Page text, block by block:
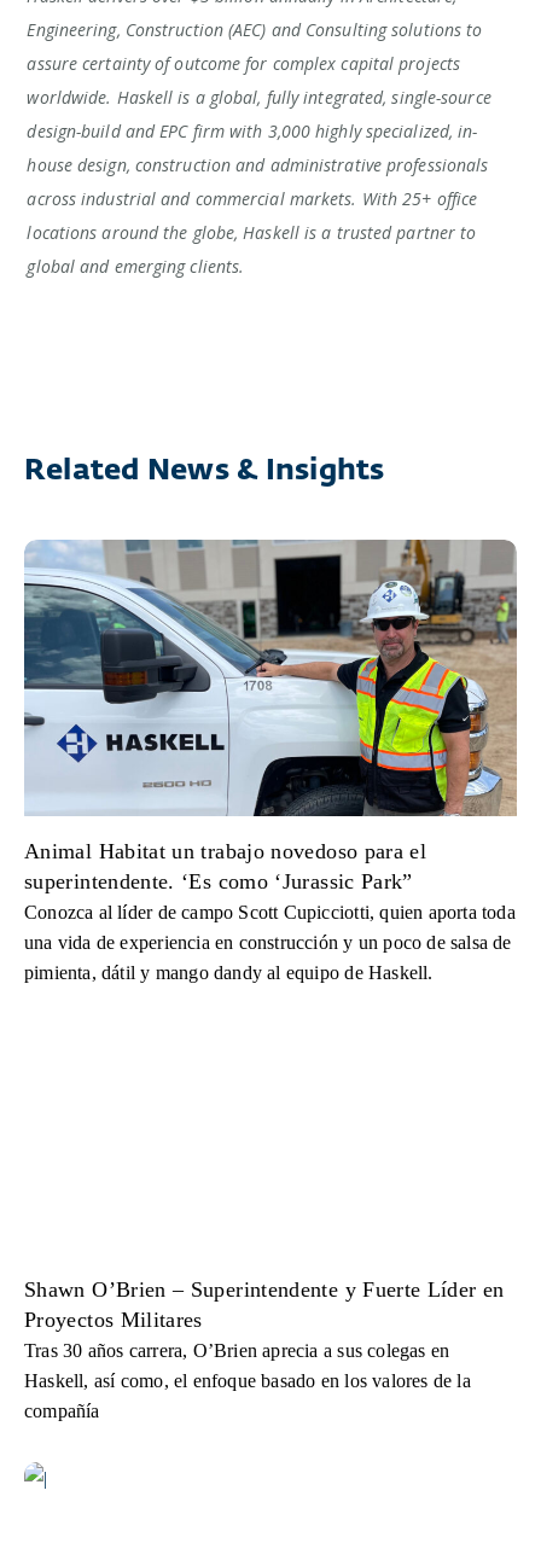
Engineering, Construction (AEC) and Consulting solutions to
assure certainty of outcome for complex capital projects
worldwide. Haskell is a global, fully integrated, single-source
design-build and EPC firm with 3,000 highly specialized, in-
house design, construction and administrative professionals
across industrial and commercial markets. With 25+ office
locations around the globe, Haskell is a trusted partner to
global and emerging clients.
Related News & Insights
Animal Habitat un trabajo novedoso para el
superintendente. ‘Es como ‘Jurassic Park”
Conozca al líder de campo Scott Cupicciotti, quien aporta toda
una vida de experiencia en construcción y un poco de salsa de
pimienta, dátil y mango dandy al equipo de Haskell.
Shawn O’Brien – Superintendente y Fuerte Líder en
Proyectos Militares
Tras 30 años carrera, O’Brien aprecia a sus colegas en
Haskell, así como, el enfoque basado en los valores de la
compañía